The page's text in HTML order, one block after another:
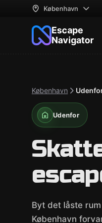
København
Escape
Navigator
København
Udenfor
Byt det låste
København